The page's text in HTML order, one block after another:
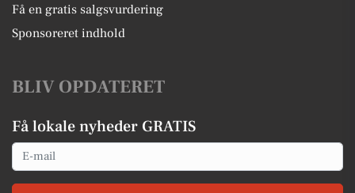
Få en gratis salgsvurdering
Sponsoreret indhold
BLIV OPDATERET
Få lokale nyheder GRATIS
Email